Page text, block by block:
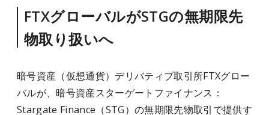
FTXグローバルがSTGの無期限先
物取り扱いへ
暗号資産（仮想通貨）デリバティブ取引所FTXグロー
バルが、暗号資産スターゲートファイナンス：
Stargate Finance（STG）の無期限先物取引で提供す